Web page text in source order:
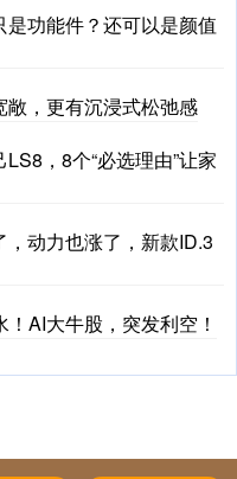
功能件？还可以是颜值
，更有沉浸式松弛感
，8个“必选理由”让家
动力也涨了，新款ID.3
AI大牛股，突发利空！